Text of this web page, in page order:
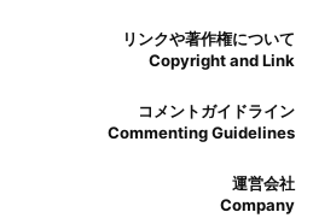
リンクや著作権について
Copyright and Link
コメントガイドライン
Commenting Guidelines
運営会社
Company